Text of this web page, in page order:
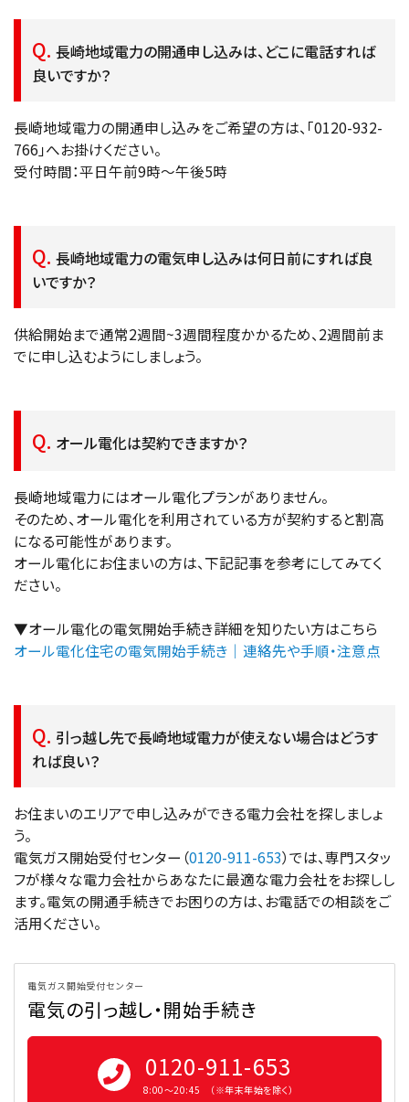
長崎地域電力の開通申し込みは、どこに電話すれば
良いですか？
長崎地域電力の開通申し込みをご希望の方は、「0120-932-
766」へお掛けください。
受付時間：平日午前9時〜午後5時
長崎地域電力の電気申し込みは何日前にすれば良
いですか？
供給開始まで通常2週間~3週間程度かかるため、2週間前ま
でに申し込むようにしましょう。
オール電化は契約できますか？
長崎地域電力にはオール電化プランがありません。
そのため、オール電化を利用されている方が契約すると割高
になる可能性があります。
オール電化にお住まいの方は、下記記事を参考にしてみてく
ださい。
▼オール電化の電気開始手続き詳細を知りたい方はこちら
オール電化住宅の電気開始手続き｜連絡先や手順・注意点
引っ越し先で長崎地域電力が使えない場合はどうす
れば良い？
お住まいのエリアで申し込みができる電力会社を探しましょ
う。
電気ガス開始受付センター（0120-911-653）では、専門スタッ
フが様々な電力会社からあなたに最適な電力会社をお探しし
ます。電気の開通手続きでお困りの方は、お電話での相談をご
活用ください。
電気ガス開始受付センター
電気の引っ越し・開始手続き
0120-911-653
8:00〜20:45 （※年末年始を除く）